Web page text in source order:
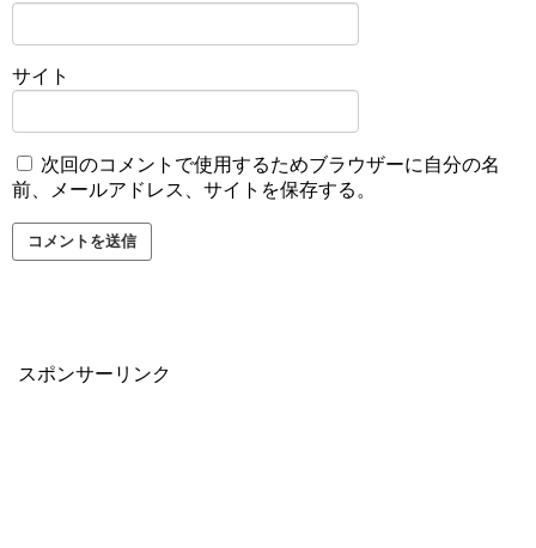
サイト
次回のコメントで使用するためブラウザーに自分の名
前、メールアドレス、サイトを保存する。
スポンサーリンク